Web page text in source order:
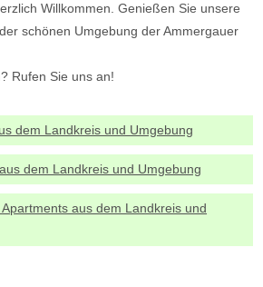
Willkommen. Genießen Sie unsere
schönen Umgebung der Ammergauer
Rufen Sie uns an!
dem Landkreis und Umgebung
dem Landkreis und Umgebung
aus dem Landkreis und